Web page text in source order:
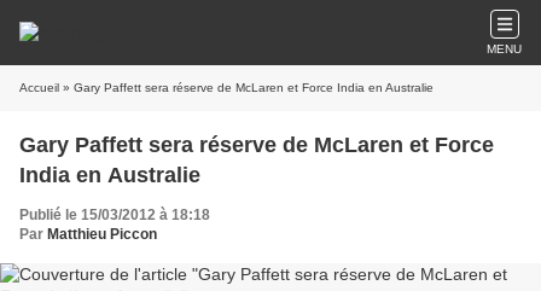
MENU
Accueil » Gary Paffett sera réserve de McLaren et Force India en Australie
Gary Paffett sera réserve de McLaren et Force
India en Australie
Publié le 15/03/2012 à 18:18
Par Matthieu Piccon